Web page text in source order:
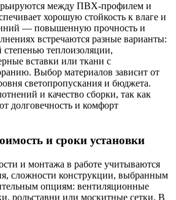
между ПВХ-профилем и
хорошую стойкость к влаге и
— повышенную прочность и
встречаются разные варианты:
степенью теплоизоляции,
вставки или ткани с
Выбор материалов зависит от
светопропускания и бюджета.
и качество сборки, так как
долговечность и комфорт
и сроки установки
и монтажа в работе учитываются
сложности конструкции, выбранным
опциям: вентиляционные
рольставни или москитные сетки. В